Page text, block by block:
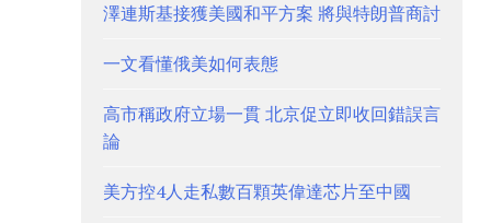
澤連斯基接獲美國和平方案 將與特朗普商討
一文看懂俄美如何表態
高市稱政府立場一貫 北京促立即收回錯誤言
論
美方控4人走私數百顆英偉達芯片至中國